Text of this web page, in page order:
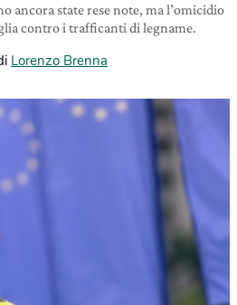
ancora state rese note, ma l’omicidio
contro i trafficanti di legname.
Lorenzo Brenna